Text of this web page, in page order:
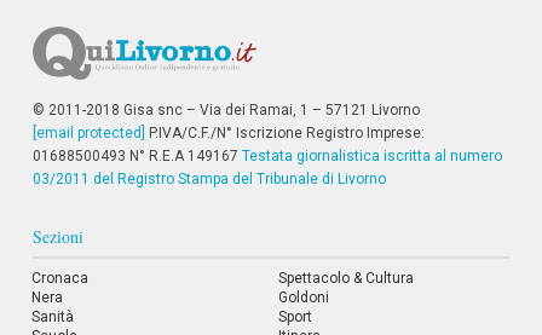
e
n
P
r
i
n
c
a
e
V
a
© 2011-2018 Gisa snc – Via dei Ramai, 1 – 57121 Livorno
[email protected]
P.IVA/C.F./N° Iscrizione Registro Imprese:
01688500493 N° R.E.A 149167 Testata giornalistica iscritta al numero
03/2011 del Registro Stampa del Tribunale di Livorno
Sezioni
Cronaca
Nera
Sanità
Spettacolo & Cultura
Goldoni
Sport